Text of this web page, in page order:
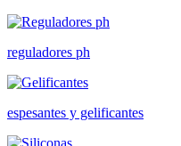
reguladores ph
espesantes y gelificantes